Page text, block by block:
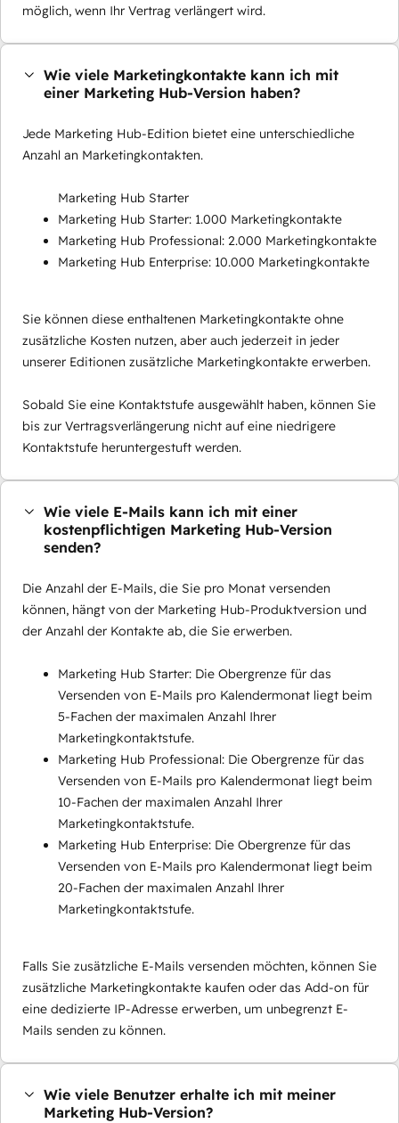
möglich, wenn Ihr Vertrag verlängert wird.
Wie viele Marketingkontakte kann ich mit
einer Marketing Hub-Version haben?
Jede Marketing Hub-Edition bietet eine unterschiedliche
Anzahl an Marketingkontakten.
Marketing Hub Starter
Marketing Hub Starter: 1.000 Marketingkontakte
Marketing Hub Professional: 2.000 Marketingkontakte
Marketing Hub Enterprise: 10.000 Marketingkontakte
Sie können diese enthaltenen Marketingkontakte ohne
zusätzliche Kosten nutzen, aber auch jederzeit in jeder
unserer Editionen zusätzliche Marketingkontakte erwerben.
Sobald Sie eine Kontaktstufe ausgewählt haben, können Sie
bis zur Vertragsverlängerung nicht auf eine niedrigere
Kontaktstufe heruntergestuft werden.
Wie viele E-Mails kann ich mit einer
kostenpflichtigen Marketing Hub-Version
senden?
Die Anzahl der E-Mails, die Sie pro Monat versenden
können, hängt von der Marketing Hub-Produktversion und
der Anzahl der Kontakte ab, die Sie erwerben.
Marketing Hub Starter: Die Obergrenze für das
Versenden von E-Mails pro Kalendermonat liegt beim
5-Fachen der maximalen Anzahl Ihrer
Marketingkontaktstufe.
Marketing Hub Professional: Die Obergrenze für das
Versenden von E-Mails pro Kalendermonat liegt beim
10-Fachen der maximalen Anzahl Ihrer
Marketingkontaktstufe.
Marketing Hub Enterprise: Die Obergrenze für das
Versenden von E-Mails pro Kalendermonat liegt beim
20-Fachen der maximalen Anzahl Ihrer
Marketingkontaktstufe.
Falls Sie zusätzliche E-Mails versenden möchten, können Sie
zusätzliche Marketingkontakte kaufen oder das Add-on für
eine dedizierte IP-Adresse erwerben, um unbegrenzt E-
Mails senden zu können.
Wie viele Benutzer erhalte ich mit meiner
Marketing Hub-Version?